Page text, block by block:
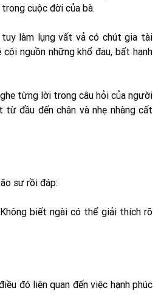
cuộc đời của bà.
làm lụng vất vả có chút gia tài
nguồn những khổ đau, bất hạnh
từng lời trong câu hỏi của người
đầu đến chân và nhẹ nhàng cất
sư rồi đáp:
biết ngài có thể giải thích rõ
đó liên quan đến việc hạnh phúc